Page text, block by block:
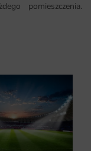
pomieszczenia.